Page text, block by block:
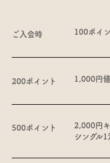
ご入会時 100ポイ
200ポイント 1,000円
500ポイント
2,000円
シングル